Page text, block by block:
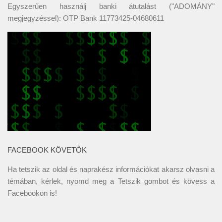
Egyszerűen használj banki átutalást ("ADOMÁNY"
megjegyzéssel): OTP Bank 11773425-04680611
FACEBOOK KÖVETŐK
Ha tetszik az oldal és naprakész információkat akarsz olvasni a
témában, kérlek, nyomd meg a Tetszik gombot és kövess a
Facebookon is!